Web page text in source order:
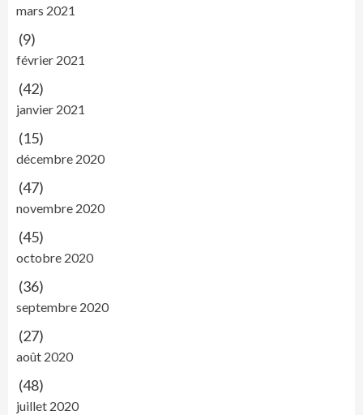
mars 2021
(9)
février 2021
(42)
janvier 2021
(15)
décembre 2020
(47)
novembre 2020
(45)
octobre 2020
(36)
septembre 2020
(27)
août 2020
(48)
juillet 2020